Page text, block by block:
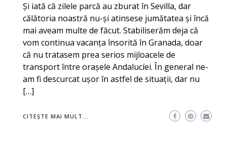
Și iată că zilele parcă au zburat în Sevilla, dar
călătoria noastră nu-și atinsese jumătatea și încă
mai aveam multe de făcut. Stabiliserăm deja că
vom continua vacanța însorită în Granada, doar
că nu tratasem prea serios mijloacele de
transport între orașele Andalucíei. În general ne-
am fi descurcat ușor în astfel de situații, dar nu
[…]
CITEȘTE MAI MULT...